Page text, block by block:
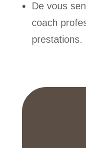
De vous
coach
prestations.